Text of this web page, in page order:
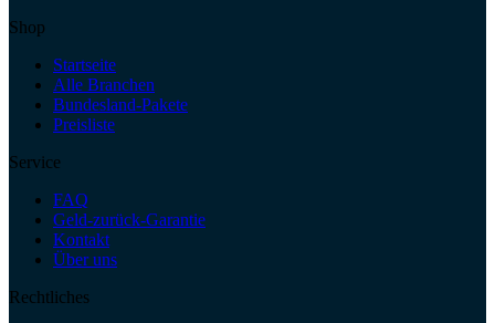
Shop
Startseite
Alle Branchen
Bundesland-Pakete
Preisliste
Service
FAQ
Geld-zurück-Garantie
Kontakt
Über uns
Rechtliches